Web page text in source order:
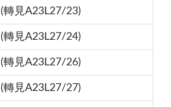
(轉見A23L27/23)
(轉見A23L27/24)
(轉見A23L27/26)
(轉見A23L27/27)